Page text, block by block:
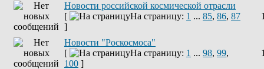
Новости российской космической отрасли
[
На страницу: 1 ... 85, 86, 87
]
Новости "Роскосмоса"
[
На страницу: 1 ... 98, 99,
100 ]